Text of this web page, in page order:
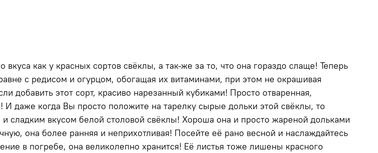
вкуса как у красных сортов свёклы, а так-же за то, что она гораздо слаще! Теперь
с редисом и огурцом, обогащая их витаминами, при этом не окрашивая
добавить этот сорт, красиво нарезанный кубиками! Просто отваренная,
даже когда Вы просто положите на тарелку сырые дольки этой свёклы, то
сладким вкусом белой столовой свёклы! Хороша она и просто жареной дольками
она более ранняя и неприхотливая! Посейте её рано весной и наслаждайтесь
в погребе, она великолепно хранится! Её листья тоже лишены красного